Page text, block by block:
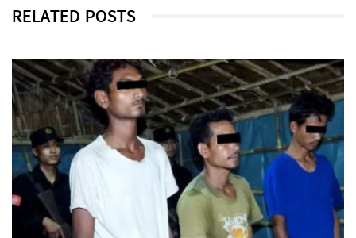
RELATED POSTS